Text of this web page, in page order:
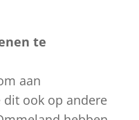
te
aan
dit ook op andere